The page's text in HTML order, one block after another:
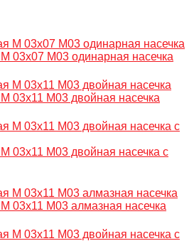
03х07 M03 одинарная насечка
03х11 M03 двойная насечка
03х11 M03 двойная насечка с
03х11 M03 алмазная насечка